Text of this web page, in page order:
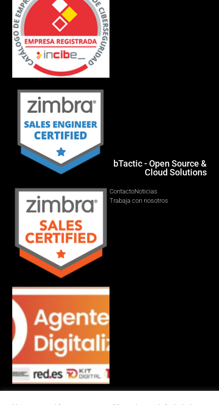
bTactic - Open Source &
Cloud Solutions
ContactoNoticias
Trabaja con nosotros